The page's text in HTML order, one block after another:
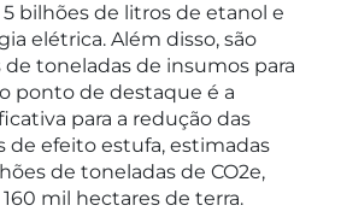
bilhões de litros de etanol e
elétrica. Além disso, são
toneladas de insumos para
ponto de destaque é a
para a redução das
de efeito estufa, estimadas
de toneladas de CO2e,
mil hectares de terra.